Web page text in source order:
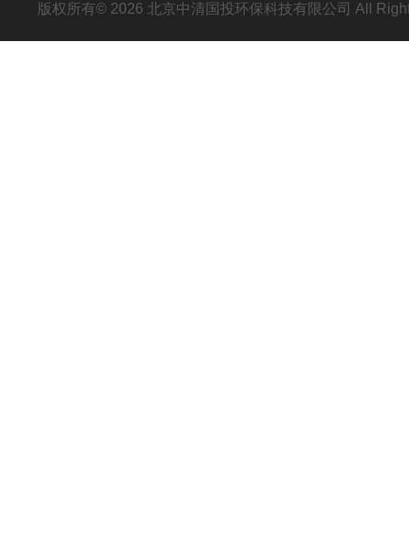
版权所有© 2026 北京中清国投环保科技有限公司 All